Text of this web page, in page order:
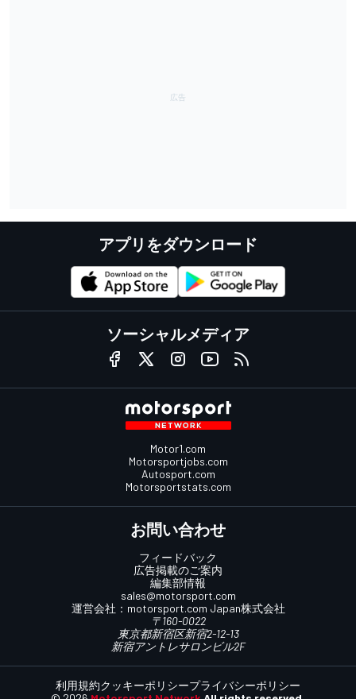
アプリをダウンロード
ソーシャルメディア
Motor1.com
Motorsportjobs.com
Autosport.com
Motorsportstats.com
お問い合わせ
フィードバック
広告掲載のご案内
編集部情報
sales@motorsport.com
運営会社： motorsport.com Japan株式会社
〒160-0022
東京都新宿区新宿2-12-13
新宿アントレサロンビル2F
利用規約クッキーポリシープライバシーポリシー